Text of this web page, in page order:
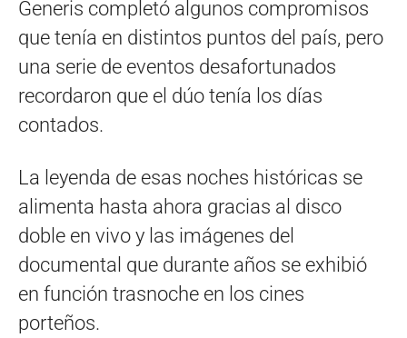
Generis completó algunos compromisos
que tenía en distintos puntos del país, pero
una serie de eventos desafortunados
recordaron que el dúo tenía los días
contados.
La leyenda de esas noches históricas se
alimenta hasta ahora gracias al disco
doble en vivo y las imágenes del
documental que durante años se exhibió
en función trasnoche en los cines
porteños.